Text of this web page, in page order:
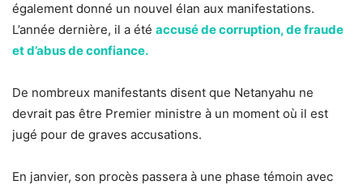
également donné un nouvel élan aux manifestations.
L’année dernière, il a été accusé de corruption, de fraude
et d’abus de confiance.
De nombreux manifestants disent que Netanyahu ne
devrait pas être Premier ministre à un moment où il est
jugé pour de graves accusations.
En janvier, son procès passera à une phase témoin avec